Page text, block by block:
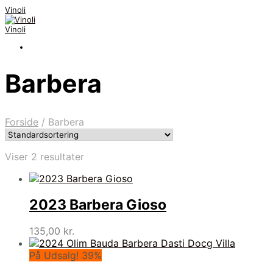
Vinoli
Vinoli
Barbera
Forside / Barbera
Viser 2 resultater
2023 Barbera Gioso
135,00 kr.
På Udsalg! 39%